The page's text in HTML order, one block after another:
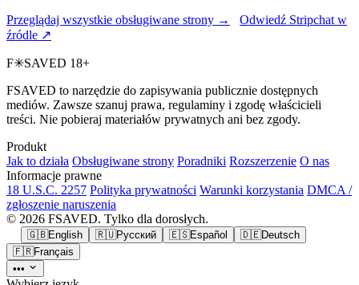
Przeglądaj wszystkie obsługiwane strony →
Odwiedź Stripchat w
źródle ↗
F✳SAVED 18+
FSAVED to narzędzie do zapisywania publicznie dostępnych
mediów. Zawsze szanuj prawa, regulaminy i zgodę właścicieli
treści. Nie pobieraj materiałów prywatnych ani bez zgody.
Produkt
Jak to działa Obsługiwane strony Poradniki Rozszerzenie O nas
Informacje prawne
18 U.S.C. 2257 Polityka prywatności Warunki korzystania DMCA /
zgłoszenie naruszenia
© 2026 FSAVED. Tylko dla dorosłych.
🇬🇧English 🇷🇺Русский 🇪🇸Español 🇩🇪Deutsch
🇫🇷Français
•••